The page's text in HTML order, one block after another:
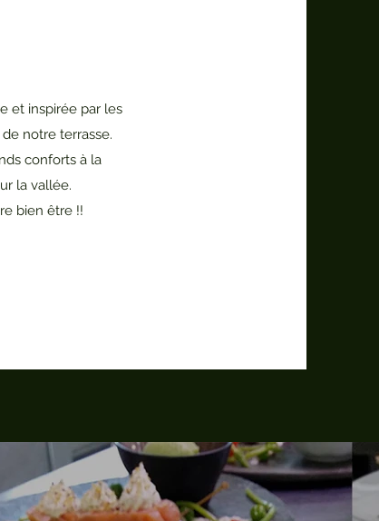
et inspirée par les
notre terrasse.
conforts à la
la vallée.
bien être !!